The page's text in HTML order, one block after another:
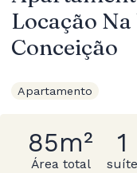
Locação
Conceição
Apartamento
85m²
Área total
1
suíte